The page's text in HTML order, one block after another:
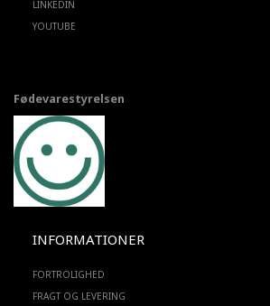
LINKEDIN
YOUTUBE
Fødevarestyrelsen
INFORMATIONER
FORTROLIGHED
FRAGT OG LEVERING